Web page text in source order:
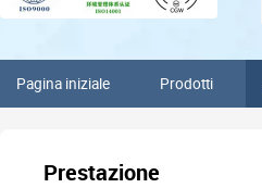
Pagina iniziale Prodotti
Prestazione